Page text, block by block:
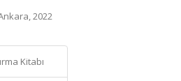
2022
Kitabı